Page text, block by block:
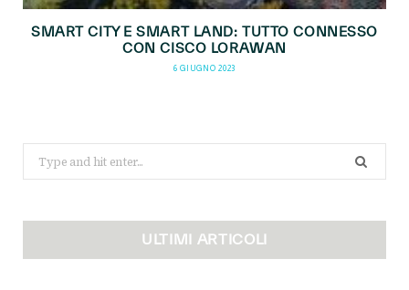
SMART CITY E SMART LAND: TUTTO CONNESSO
CON CISCO LORAWAN
6 GIUGNO 2023
for:
ULTIMI ARTICOLI